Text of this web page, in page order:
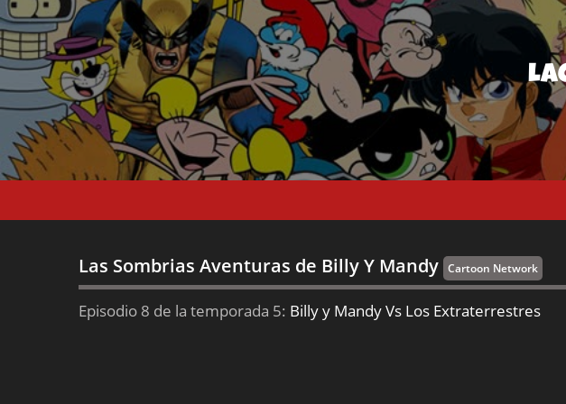
Las Sombrias Aventuras de Billy Y Mandy Cartoon Network
Episodio 8 de la temporada 5: Billy y Mandy Vs Los Extraterrestres